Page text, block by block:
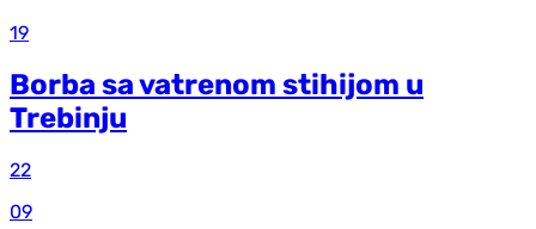
19
Borba sa vatrenom stihijom u
Trebinju
22
09